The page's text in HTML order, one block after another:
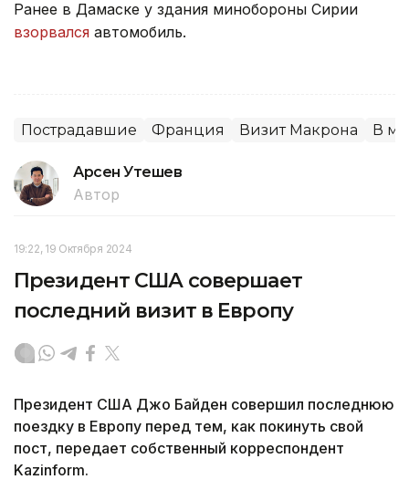
Ранее в Дамаске у здания минобороны Сирии
взорвался автомобиль.
Пострадавшие Франция Визит Макрона В
Арсен Утешев
Автор
19:22, 19 Октября 2024
Президент США совершает
последний визит в Европу
Президент США Джо Байден совершил последнюю
поездку в Европу перед тем, как покинуть свой
пост, передает собственный корреспондент
Kazinform.